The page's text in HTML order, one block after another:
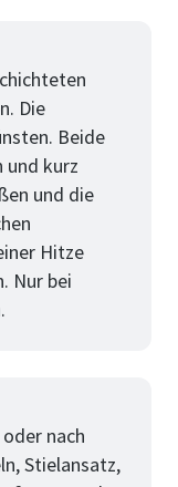
Die
Beide
und kurz
und die
Hitze
Nur bei
nach
Stielansatz,